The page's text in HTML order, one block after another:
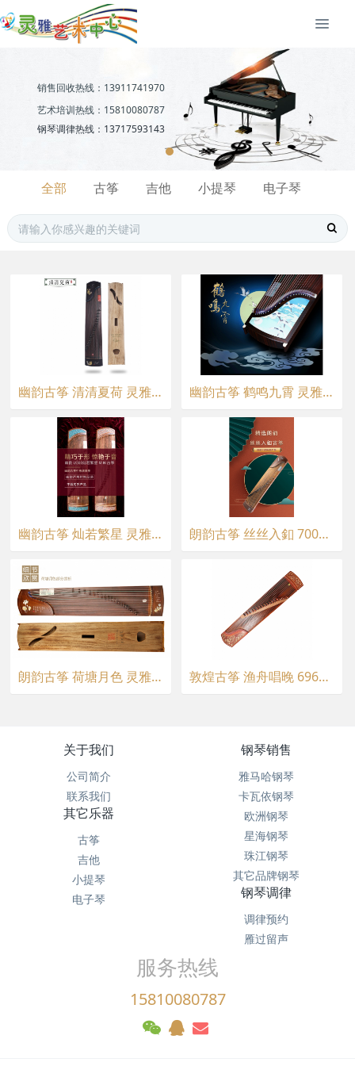
销售回收热线：13911741970
艺术培训热线：15810080787
钢琴调律热线：13717593143
全部 古筝 吉他 小提琴 电子琴
幽韵古筝 清清夏荷 灵雅古筝 幽韵古筝 鹤鸣九霄 灵雅古筝
幽韵古筝 灿若繁星 灵雅古筝 朗韵古筝 丝丝入釦 700A01 灵雅古筝
朗韵古筝 荷塘月色 灵雅古筝 敦煌古筝 渔舟唱晚 696M 灵雅古筝
关于我们
公司简介
联系我们
钢琴销售
雅马哈钢琴
卡瓦依钢琴
欧洲钢琴
星海钢琴
珠江钢琴
其它品牌钢琴
其它乐器
古筝
吉他
小提琴
电子琴
钢琴调律
调律预约
雁过留声
服务热线
15810080787